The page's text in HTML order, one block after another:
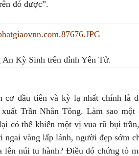
đó được”.
An Kỳ Sinh trên đỉnh Yên Tử.
cơ đầu tiên và kỳ lạ nhất chính là
Trần Nhân Tông. Làm sao một
có thể khiến một vị vua rũ bụi
ngai vàng lấp lánh, người đẹp sớm
lên núi tu hành? Điều đó chứng tỏ